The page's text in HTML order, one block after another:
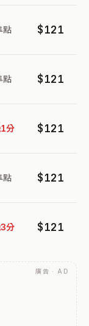
點 $121
點 $121
分 $121
點 $121
分 $121
廣告 · AD